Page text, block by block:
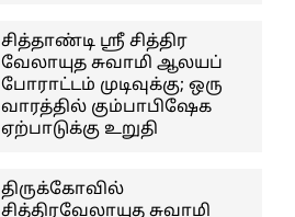
சித்தாண்டி ஸ்ரீ சித்திர
வேலாயுத சுவாமி ஆலயப்
போராட்டம் முடிவுக்கு; ஒரு
வாரத்தில் கும்பாபிஷேக
ஏற்பாடுக்கு உறுதி
திருக்கோவில்
சித்திரவேலாயுத சுவாமி